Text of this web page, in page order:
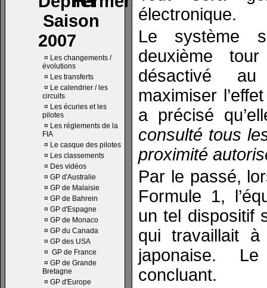
Saison
2007
¤ Les changements /
évolutions
¤ Les transferts
¤ Le calendrier / les
circuits
¤ Les écuries et les
pilotes
¤ Les réglements de la
FIA
¤ Le casque des pilotes
¤ Les classements
¤ Des vidéos
¤ GP d'Australie
¤ GP de Malaisie
¤ GP de Bahrein
¤ GP d'Espagne
¤ GP de Monaco
¤ GP du Canada
¤ GP des USA
¤ GP de France
¤ GP de Grande
Bretagne
¤ GP d'Europe
électronique.
Le système
deuxième
désactivé
maximiser
a précisé
consulté tous
proximité
Par le passé,
Formule 1,
un tel dispositif
qui travaillait à
japonaise.
concluant.